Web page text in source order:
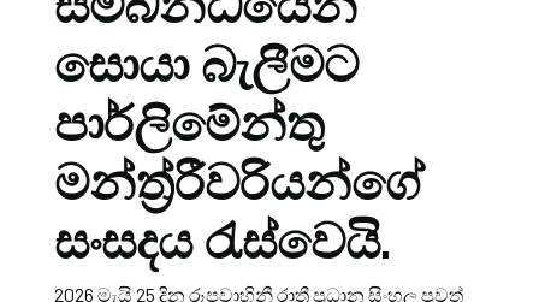
සොයා බැලීමට
පාර්ලිමේන්තු
මන්ත්‍ර්‍රීවරියන්ගේ
සංසදය රැස්වෙයි.
2026 මැයි 25 දින රූපවාහිනී රාත්‍රී ප්‍රධාන සිංහල පුවත්